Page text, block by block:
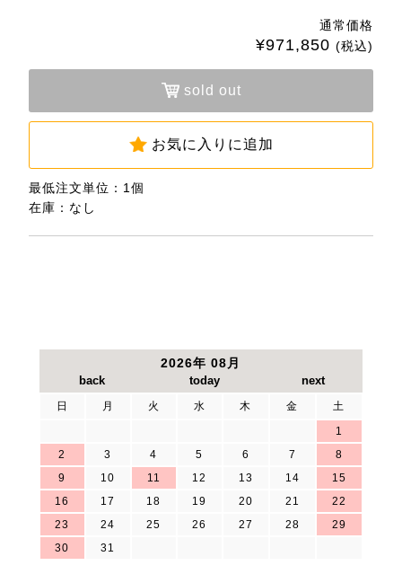
通常価格
¥971,850 (税込)
sold out
お気に入りに追加
最低注文単位：1個
在庫：なし
2026年 08月
日 月 火 水 木 金
土
1
2
3 4 5 6 7
8
9
10 11 12 13 14
15
16
17 18 19 20 21
22
23
24 25 26 27 28
29
30
31